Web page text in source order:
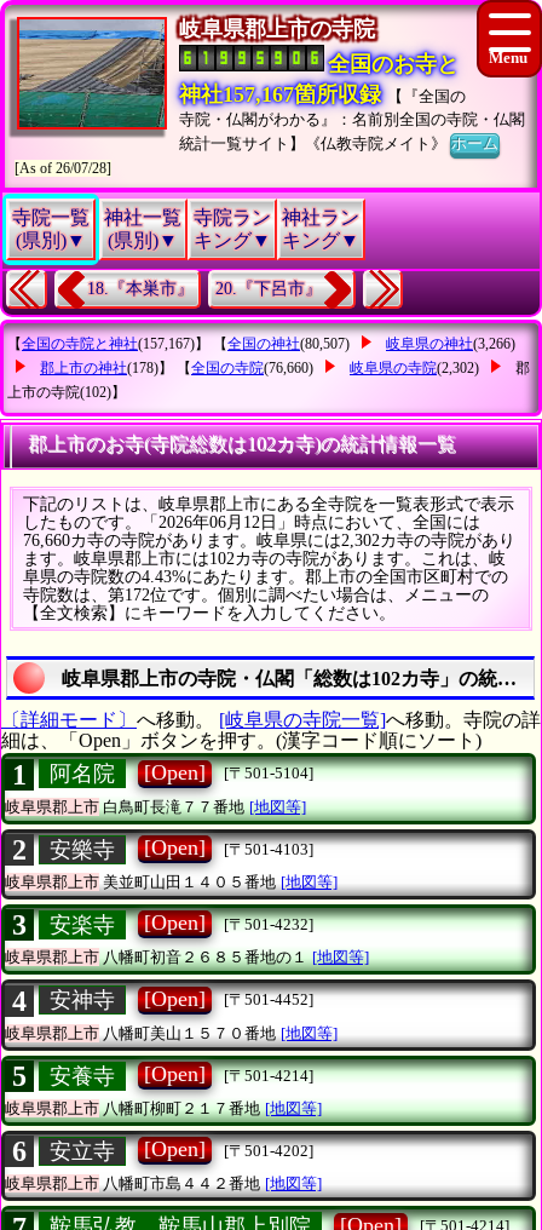
岐阜県郡上市の寺院
全国のお寺と
神社157,167箇所収録
【『全国の
寺院・仏閣がわかる』：名前別全国の寺院・仏閣
統計一覧サイト】《仏教寺院メイト》ホーム
[As of 26/07/28]
寺院一覧
(県別)▼
神社一覧
(県別)▼
寺院ラン
キング▼
神社ラン
キング▼
18.『本巣市』 20.『下呂市』
【全国の寺院と神社(157,167)】 【全国の神社(80,507) 岐阜県の神社(3,266)
郡上市の神社(178)】 【全国の寺院(76,660) 岐阜県の寺院(2,302)
郡
上市の寺院(102)】
郡上市のお寺(寺院総数は102カ寺)の統計情報一覧
下記のリストは、岐阜県郡上市にある全寺院を一覧表形式で表示
したものです。「2026年06月12日」時点において、全国には
76,660カ寺の寺院があります。岐阜県には2,302カ寺の寺院があり
ます。岐阜県郡上市には102カ寺の寺院があります。これは、岐
阜県の寺院数の4.43%にあたります。郡上市の全国市区町村での
寺院数は、第172位です。個別に調べたい場合は、メニューの
【全文検索】にキーワードを入力してください。
岐阜県郡上市の寺院・仏閣「総数は102カ寺」の統計調
〔詳細モード〕 へ移動。 [岐阜県の寺院一覧]へ移動。寺院の詳
細は、「Open」ボタンを押す。(漢字コード順にソート)
1 阿名院 [Open]
[〒501-5104]
岐阜県郡上市白鳥町長滝７７番地 [地図等]
2 安樂寺 [Open]
[〒501-4103]
岐阜県郡上市美並町山田１４０５番地 [地図等]
3 安楽寺 [Open]
[〒501-4232]
岐阜県郡上市八幡町初音２６８５番地の１ [地図等]
4 安神寺 [Open]
[〒501-4452]
岐阜県郡上市 八幡町美山１５７０番地 [地図等]
5 安養寺 [Open]
[〒501-4214]
岐阜県郡上市八幡町柳町２１７番地 [地図等]
6 安立寺 [Open]
[〒501-4202]
岐阜県郡上市八幡町市島４４２番地 [地図等]
[Open]
[〒501-4214]